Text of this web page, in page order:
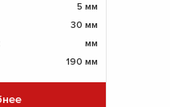
5 мм
30 мм
мм
190 мм